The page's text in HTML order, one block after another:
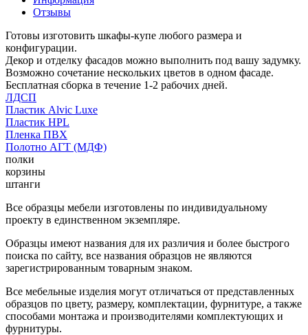
Отзывы
Готовы изготовить шкафы-купе любого размера и
конфигурации.
Декор и отделку фасадов можно выполнить под вашу задумку.
Возможно сочетание нескольких цветов в одном фасаде.
Бесплатная сборка в течение 1-2 рабочих дней.
ЛДСП
Пластик Alvic Luxe
Пластик HPL
Пленка ПВХ
Полотно АГТ (МДФ)
полки
корзины
штанги
Все образцы мебели изготовлены по индивидуальному
проекту в единственном экземпляре.
Образцы имеют названия для их различия и более быстрого
поиска по сайту, все названия образцов не являются
зарегистрированным товарным знаком.
Все мебельные изделия могут отличаться от представленных
образцов по цвету, размеру, комплектации, фурнитуре, а также
способами монтажа и производителями комплектующих и
фурнитуры.